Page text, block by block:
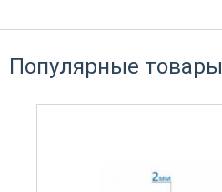
Популярные товары